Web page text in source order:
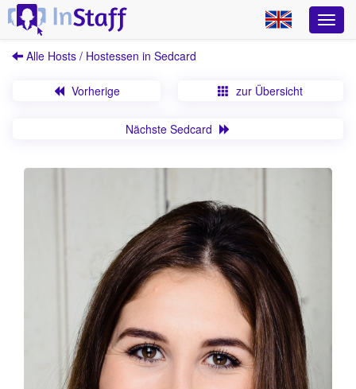
Alle Hosts / Hostessen in Sedcard
Vorherige zur Übersicht
Nächste Sedcard